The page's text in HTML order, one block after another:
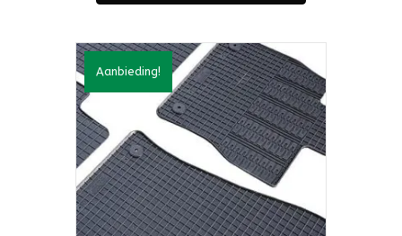
Aanbieding!